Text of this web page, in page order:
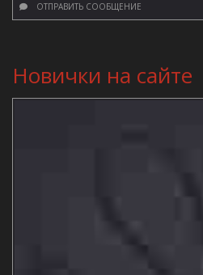
ОТПРАВИТЬ СООБЩЕНИЕ
Новички на сайте